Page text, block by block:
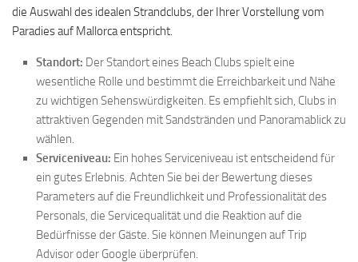
die Auswahl des idealen Strandclubs, der Ihrer Vorstellung vom
Paradies auf Mallorca entspricht.
Standort: Der Standort eines Beach Clubs spielt eine
wesentliche Rolle und bestimmt die Erreichbarkeit und Nähe
zu wichtigen Sehenswürdigkeiten. Es empfiehlt sich, Clubs in
attraktiven Gegenden mit Sandstränden und Panoramablick zu
wählen.
Serviceniveau: Ein hohes Serviceniveau ist entscheidend für
ein gutes Erlebnis. Achten Sie bei der Bewertung dieses
Parameters auf die Freundlichkeit und Professionalität des
Personals, die Servicequalität und die Reaktion auf die
Bedürfnisse der Gäste. Sie können Meinungen auf Trip
Advisor oder Google überprüfen.